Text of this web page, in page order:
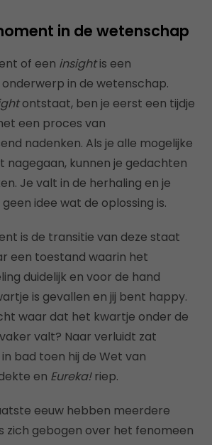
in de wetenschap
of een insightis een
in de wetenschap.
ontstaat, ben je eerst een tijdje
een proces van
nadenken. Als je alle mogelijke
nagegaan, kunnen je gedachten
Je valt in de herhaling en je
idee wat de oplossing is.
is de transitie van deze staat
een toestand waarin het
duidelijk en voor de hand
is gevallen en jij bent happy.
waar dat het kwartje onder de
valt? Naar verluidt zat
bad toen hij de Wet van
en Eureka!riep.
eeuw hebben meerdere
zich gebogen over het fenomeen